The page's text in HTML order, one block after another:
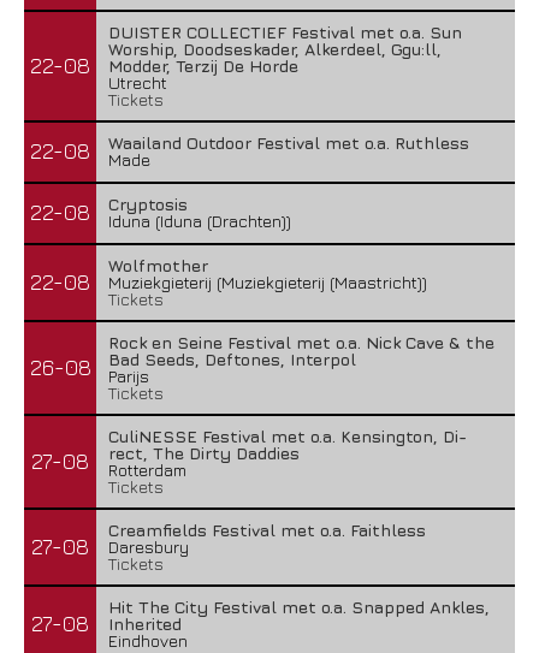
22-08
DUISTER COLLECTIEF Festival met o.a. Sun
Worship, Doodseskader, Alkerdeel, Ggu:ll,
Modder, Terzij De Horde
Utrecht
Tickets
22-08
Waailand Outdoor Festival met o.a. Ruthless
Made
22-08
Cryptosis
Iduna (Iduna (Drachten))
22-08
Wolfmother
Muziekgieterij (Muziekgieterij (Maastricht))
Tickets
26-08
Rock en Seine Festival met o.a. Nick Cave & the
Bad Seeds, Deftones, Interpol
Parijs
Tickets
27-08
CuliNESSE Festival met o.a. Kensington, Di-
rect, The Dirty Daddies
Rotterdam
Tickets
27-08
Creamfields Festival met o.a. Faithless
Daresbury
Tickets
27-08
Hit The City Festival met o.a. Snapped Ankles,
Inherited
Eindhoven